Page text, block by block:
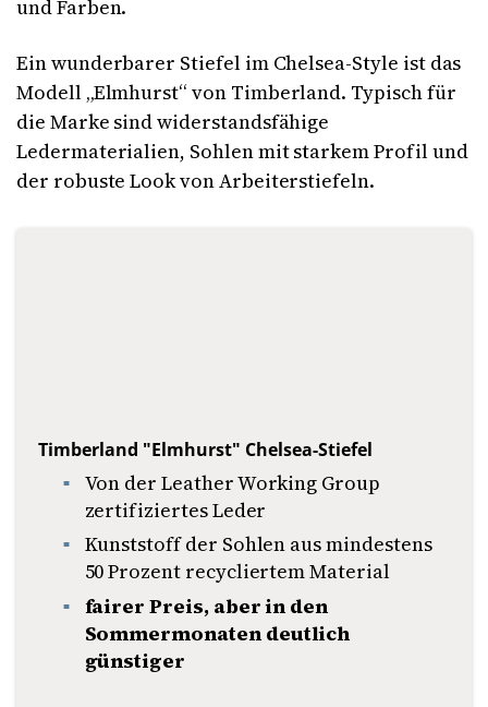
und Farben.
Ein wunderbarer Stiefel im Chelsea-Style ist das
Modell „Elmhurst“ von Timberland. Typisch für
die Marke sind widerstandsfähige
Ledermaterialien, Sohlen mit starkem Profil und
der robuste Look von Arbeiterstiefeln.
Timberland "Elmhurst" Chelsea-Stiefel
Von der Leather Working Group
zertifiziertes Leder
Kunststoff der Sohlen aus mindestens
50 Prozent recycliertem Material
fairer Preis, aber in den
Sommermonaten deutlich
günstiger